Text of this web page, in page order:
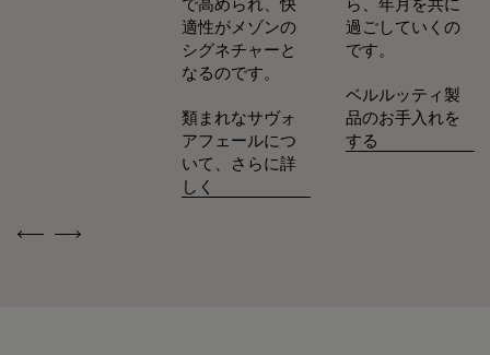
Previous
Next
で高められ、快
適性がメゾンの
シグネチャーと
なるのです。
類まれなサヴォ
アフェールにつ
いて、さらに詳
しく
ら、年月を共に
過ごしていくの
です。
ベルルッティ製
品のお手入れを
する